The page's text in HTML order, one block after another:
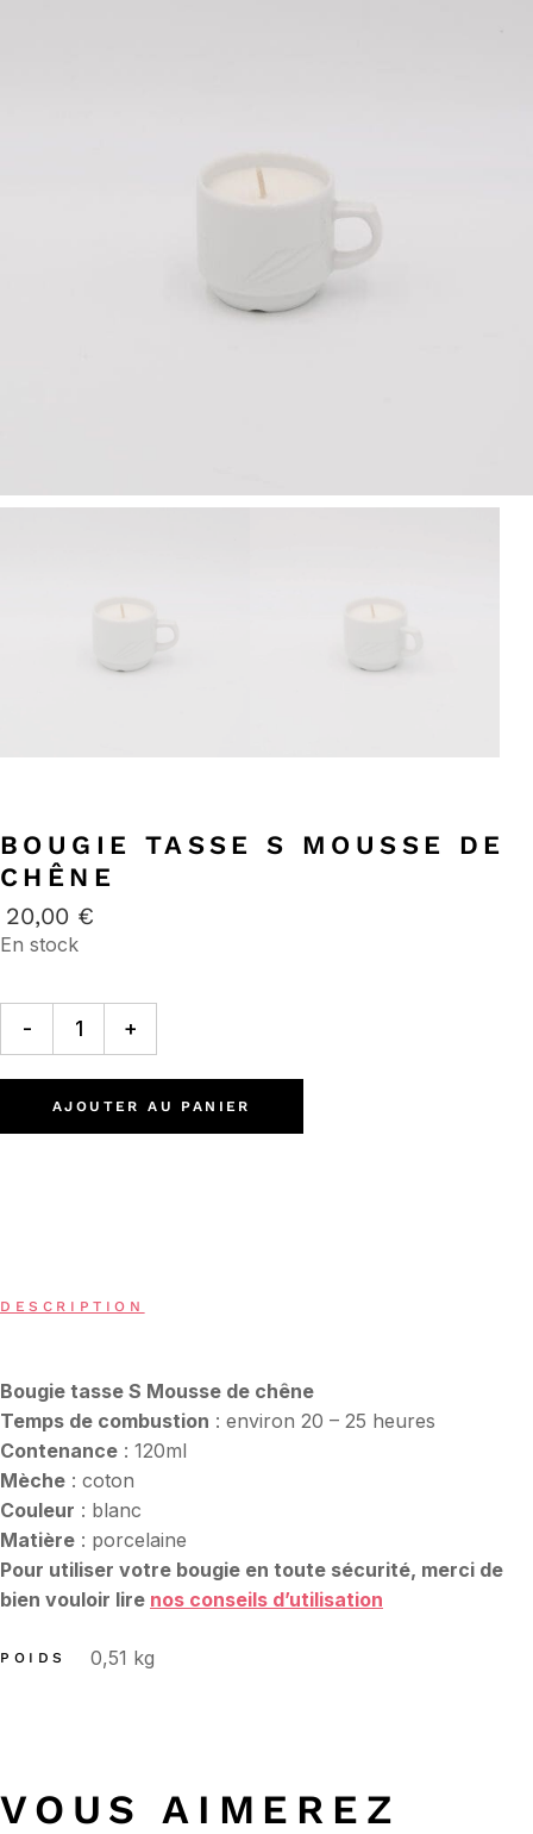
BOUGIE TASSE S MOUSSE DE
CHÊNE
20,00 €
En stock
- +
AJOUTER AU PANIER
DESCRIPTION
Bougie tasse S Mousse de chêne
Temps de combustion : environ 20 – 25 heures
Contenance : 120ml
Mèche : coton
Couleur : blanc
Matière : porcelaine
Pour utiliser votre bougie en toute sécurité, merci de
bien vouloir lire nos conseils d’utilisation
POIDS 0,51 kg
VOUS AIMEREZ